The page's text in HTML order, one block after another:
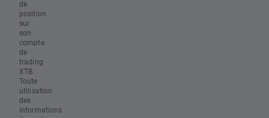
de
position
sur
son
compte
de
trading
XTB.
Toute
utilisation
des
informations